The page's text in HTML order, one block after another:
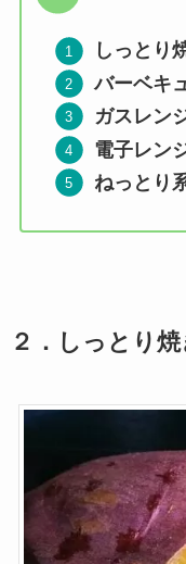
しっとり
バーベキ
ガスレン
電子レン
ねっとり
２．しっとり